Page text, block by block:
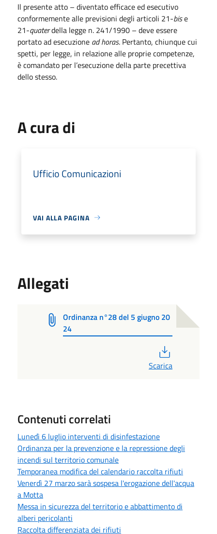
Il presente atto – diventato efficace ed esecutivo
conformemente alle previsioni degli articoli 21-bise
21-quaterdella legge n. 241/1990 – deve essere
portato ad esecuzione ad horas. Pertanto, chiunque cui
spetti, per legge, in relazione alle proprie competenze,
è comandato per l’esecuzione della parte precettiva
dello stesso.
A cura di
Ufficio Comunicazioni
VAI ALLA PAGINA
Allegati
Ordinanza n°28 del 5 giugno 20
24
Scarica
Contenuti correlati
Lunedì 6 luglio interventi di disinfestazione
Ordinanza per la prevenzione e la repressione degli
incendi sul territorio comunale
Temporanea modifica del calendario raccolta rifiuti
Venerdì 27 marzo sarà sospesa l'erogazione dell'acqua
a Motta
Messa in sicurezza del territorio e abbattimento di
alberi pericolanti
Raccolta differenziata dei rifiuti